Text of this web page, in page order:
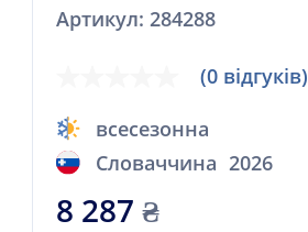
Артикул: 284288
(0 відгуків)
всесезонна
Словаччина 2026
8 287 ₴